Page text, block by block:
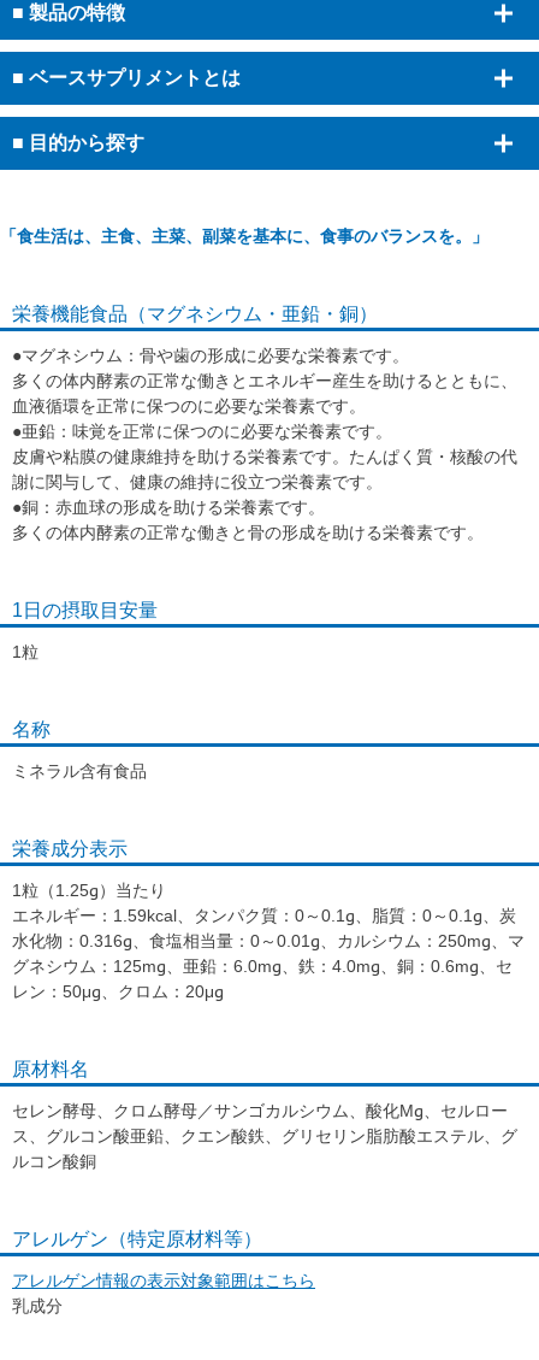
■ 製品の特徴
カルシウム：
マグネシウム：125mg
セレン：50μg
■ ベースサプリメントとは
■ 目的から探す
「食生活は、主食、主菜、副菜を基本に、食事のバランスを。」
栄養機能食品（マグネシウム・亜鉛・銅）
●マグネシウム：骨や歯の形成に必要な栄養素です。
多くの体内酵素の正常な働きとエネルギー産生を助けるとともに、
血液循環を正常に保つのに必要な栄養素です。
●亜鉛：味覚を正常に保つのに必要な栄養素です。
皮膚や粘膜の健康維持を助ける栄養素です。たんぱく質・核酸の代
謝に関与して、健康の維持に役立つ栄養素です。
●銅：赤血球の形成を助ける栄養素です。
多くの体内酵素の正常な働きと骨の形成を助ける栄養素です。
1日の摂取目安量
1粒
名称
ミネラル含有食品
栄養成分表示
1粒（1.25g）当たり
エネルギー：1.59kcal、タンパク質：0～0.1g、脂質：0～0.1g、炭
水化物：0.316g、食塩相当量：0～0.01g、カルシウム：250mg、マ
グネシウム：125mg、亜鉛：6.0mg、鉄：4.0mg、銅：0.6mg、セ
レン：50μg、クロム：20μg
原材料名
セレン酵母、クロム酵母／サンゴカルシウム、酸化Mg、セルロー
ス、グルコン酸亜鉛、クエン酸鉄、グリセリン脂肪酸エステル、グ
ルコン酸銅
アレルゲン（特定原材料等）
アレルゲン情報の表示対象範囲はこちら
乳成分